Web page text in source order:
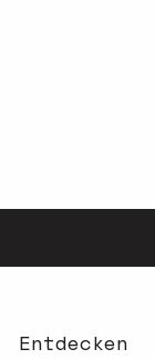
Entdecken